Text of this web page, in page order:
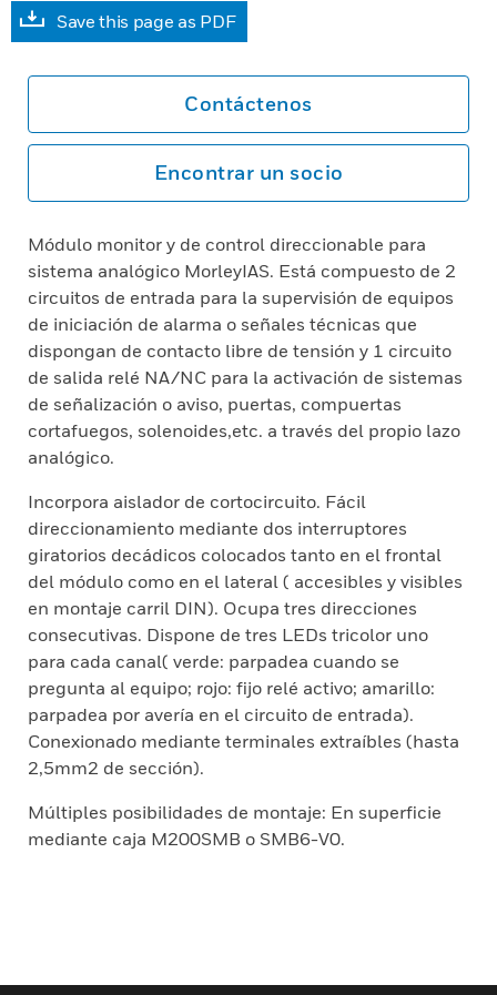
Save this page as PDF
Contáctenos
Encontrar un socio
Módulo monitor y de control direccionable para
sistema analógico MorleyIAS. Está compuesto de 2
circuitos de entrada para la supervisión de equipos
de iniciación de alarma o señales técnicas que
dispongan de contacto libre de tensión y 1 circuito
de salida relé NA/NC para la activación de sistemas
de señalización o aviso, puertas, compuertas
cortafuegos, solenoides,etc. a través del propio lazo
analógico.
Incorpora aislador de cortocircuito. Fácil
direccionamiento mediante dos interruptores
giratorios decádicos colocados tanto en el frontal
del módulo como en el lateral ( accesibles y visibles
en montaje carril DIN). Ocupa tres direcciones
consecutivas. Dispone de tres LEDs tricolor uno
para cada canal( verde: parpadea cuando se
pregunta al equipo; rojo: fijo relé activo; amarillo:
parpadea por avería en el circuito de entrada).
Conexionado mediante terminales extraíbles (hasta
2,5mm2 de sección).
Múltiples posibilidades de montaje: En superficie
mediante caja M200SMB o SMB6-V0.